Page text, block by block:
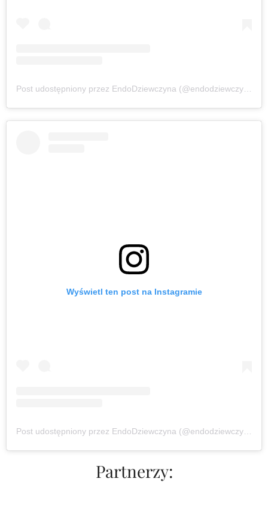
Post udostępniony przez EndoDziewczyna (@endodziewczyna)
Wyświetl ten post na Instagramie
Partnerzy: